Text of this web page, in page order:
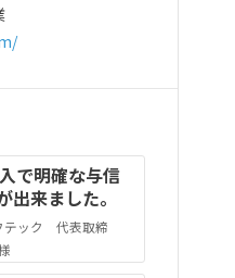
で明確な与信
出来ました。
テック 代表取締